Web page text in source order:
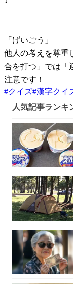
「げいごう」
他人の考えを尊重
合を打つ」では「
注意です！
#クイズ#漢字クイ
人気記事ランキ